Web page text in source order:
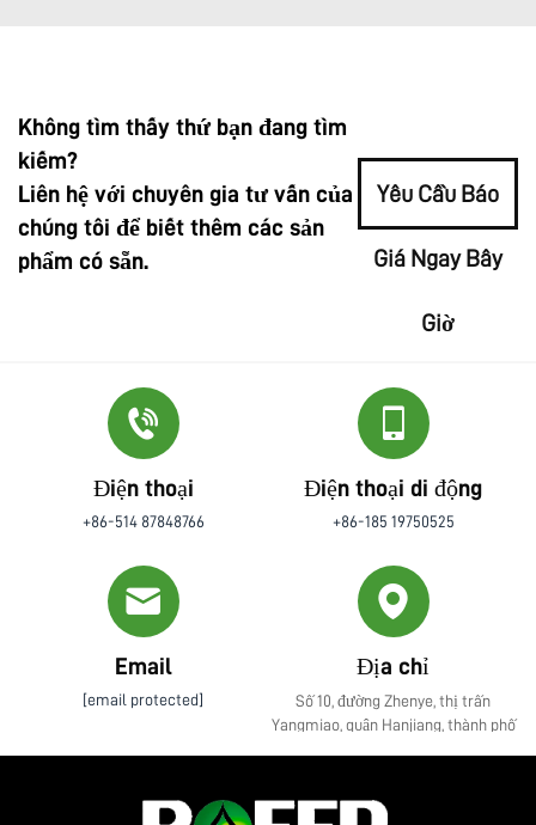
Không tìm thấy thứ bạn đang tìm
kiếm?
Liên hệ với chuyên gia tư vấn của
chúng tôi để biết thêm các sản
phẩm có sẵn.
Yêu Cầu Báo
Giá Ngay Bây
Giờ
Điện thoại
+86-514 87848766
Điện thoại di động
+86-185 19750525
Email
[email protected]
Địa chỉ
Số 10, đường Zhenye, thị trấn
Yangmiao, quận Hanjiang, thành phố